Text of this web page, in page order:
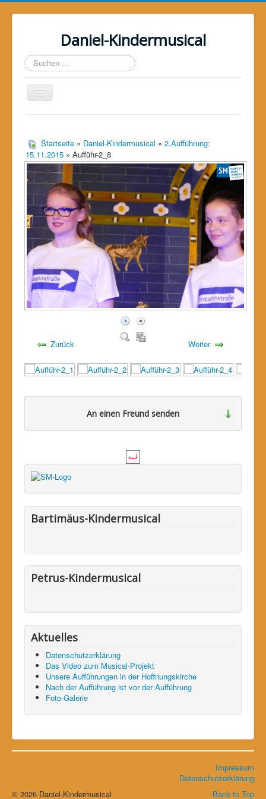
Daniel-Kindermusical
Suchen
...
Toggle
Navigation
Über uns
Das Musical
Das Projekt
Galerie
Unterstützer
Kontakt
Startseite » Daniel-Kindermusical » 2.Aufführung:
15.11.2015 » Aufführ-2_8
Zurück Weiter
An einen Freund senden
Bitte loggen Sie sich zuerst ein...
Bartimäus-Kindermusical
Petrus-Kindermusical
Aktuelles
Datenschutzerklärung
Das Video zum Musical-Projekt
Unsere Aufführungen in der Hoffnungskirche
Nach der Aufführung ist vor der Aufführung
Foto-Galerie
Impressum
Datenschutzerklärung
Back to Top
© 2026 Daniel-Kindermusical